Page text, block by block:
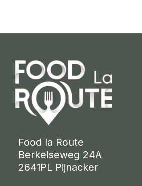
Food la Route
Berkelseweg 24A
2641PL Pijnacker